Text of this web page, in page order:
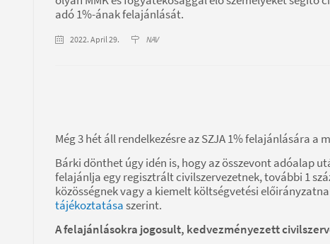
adó 1%-ának felajánlását.
2022. April 29. NAV
Még 3 hét áll rendelkezésre az SZJA 1% felajánlására a
Bárki dönthet úgy idén is, hogy az összevont adóalap
felajánlja egy regisztrált civilszervezetnek, további 1
közösségnek vagy a kiemelt költségvetési
tájékoztatásaszerint.
A felajánlásokra jogosult, kedvezményezett